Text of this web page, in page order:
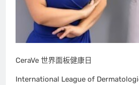
CeraVe 世界面板健康日
International League of